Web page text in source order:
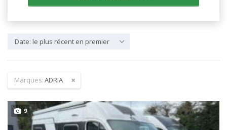
Date: le plus récent en premier
Marques:ADRIA
9